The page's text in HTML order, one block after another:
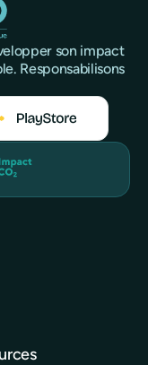
son impact
Responsabilisons